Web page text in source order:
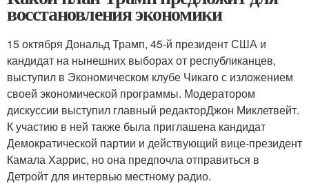
восстановления экономики
15 октября Дональд Трамп, 45-й президент США и
кандидат на нынешних выборах от республиканцев,
выступил в Экономическом клубе Чикаго с изложением
своей экономической программы. Модератором
дискуссии выступил главный редакторДжон Миклетвейт.
К участию в ней также была приглашена кандидат
Демократической партии и действующий вице-президент
Камала Харрис, но она предпочла отправиться в
Детройт для интервью местному радио.